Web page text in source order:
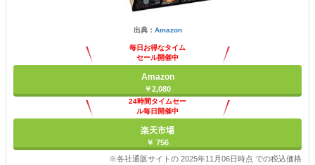
出典： Amazon
毎日お得なタイム
セール開催中
Amazon
￥2,080
24時間タイムセー
ル毎日開催中
楽天市場
￥ 756
※各社通販サイトの 2025年11月06日時点 での税込価格